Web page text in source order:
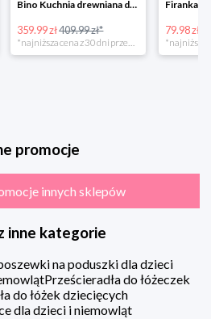
Bino Kuchnia drewniana dla dzieci Provence
359.99 zł409.99 zł* 79.98 zł
promocje
innych sklepów
inne kategorie
na poduszki dla dzieci
Prześcieradła do łóżeczek
do łóżek dziecięcych
dla dzieci i niemowląt